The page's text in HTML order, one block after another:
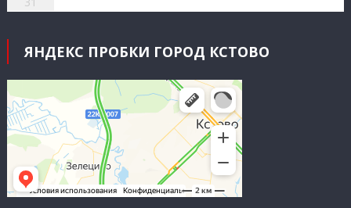
ЯНДЕКС ПРОБКИ ГОРОД КСТОВО